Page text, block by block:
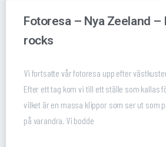
Fotoresa – Nya Zeeland –
rocks
Vi fortsatte vår fotoresa upp efter
Efter ett tag kom vi till ett ställe som kallas
vilket är en massa klippor som ser ut som
på varandra. Vi bodde